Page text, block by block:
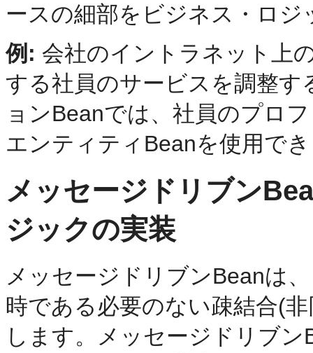
ースの細部をビジネス・ロ
例: 会社のイントラネット上
する社員のサービスを調整
ョンBeanでは、社員のプロ
エンティティBeanを使用で
メッセージドリブン
ジックの実装
メッセージドリブンBeanは
時である必要のない疎結合(
します。メッセージドリブ